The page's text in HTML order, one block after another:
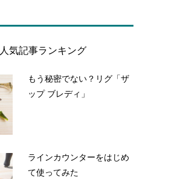
人気記事ランキング
もう秘密でない？リグ「ザ
ップ ブレディ」
ラインカウンターをはじめ
て使ってみた